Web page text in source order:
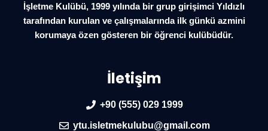
İşletme Kulübü, 1999 yılında bir grup girişimci Yıldızlı
tarafından kurulan ve çalışmalarında ilk günkü azmini
korumaya özen gösteren bir öğrenci kulübüdür.
İletişim
+90 (555) 029 1999
ytu.isletmekulubu@gmail.com